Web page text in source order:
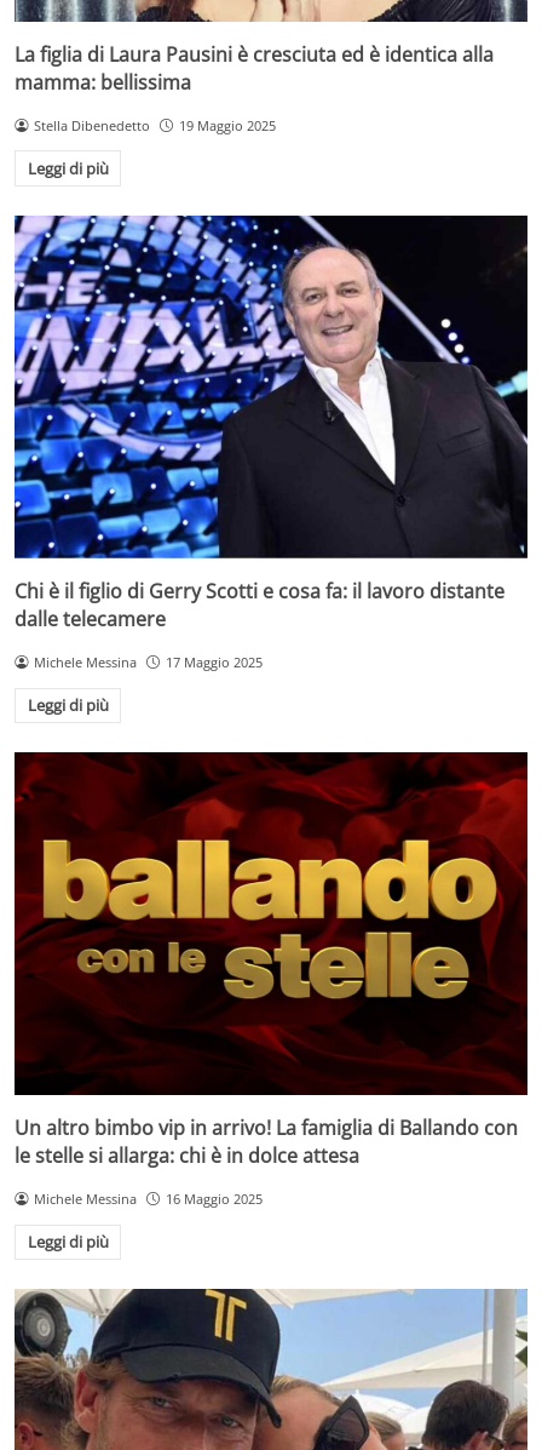
La figlia di Laura Pausini è cresciuta ed è identica alla
mamma: bellissima
Stella Dibenedetto 19 Maggio 2025
Leggi di più
Chi è il figlio di Gerry Scotti e cosa fa: il lavoro distante
dalle telecamere
Michele Messina 17 Maggio 2025
Leggi di più
Un altro bimbo vip in arrivo! La famiglia di Ballando con
le stelle si allarga: chi è in dolce attesa
Michele Messina 16 Maggio 2025
Leggi di più